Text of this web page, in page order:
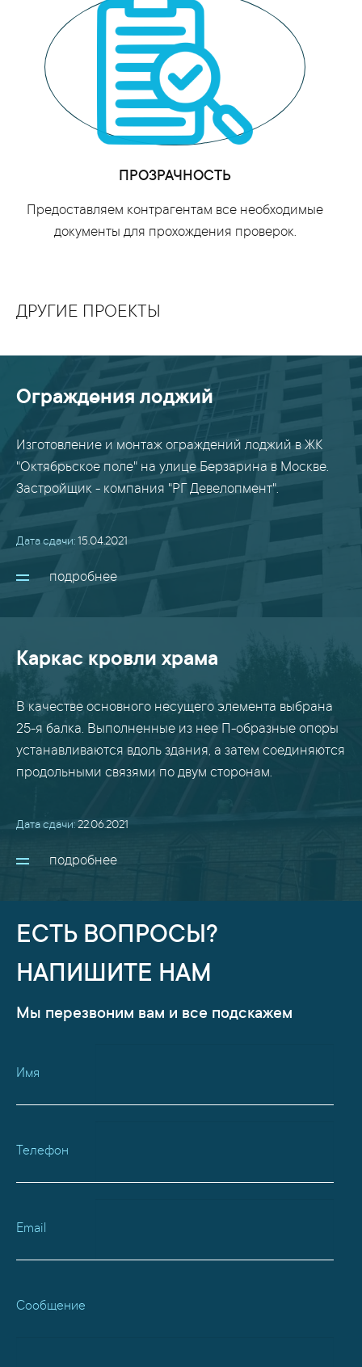
ПРОЗРАЧНОСТЬ
Предоставляем контрагентам все необходимые
документы для прохождения проверок.
ДРУГИЕ ПРОЕКТЫ
Ограждения лоджий
Изготовление и монтаж ограждений лоджий в ЖК
"Октябрьское поле" на улице Берзарина в Москве.
Застройщик - компания "РГ Девелопмент".
Дата сдачи:15.04.2021
подробнее
Каркас кровли храма
В качестве основного несущего элемента выбрана
25-я балка. Выполненные из нее П-образные опоры
устанавливаются вдоль здания, а затем соединяются
продольными связями по двум сторонам.
Дата сдачи:22.06.2021
подробнее
ЕСТЬ ВОПРОСЫ?
НАПИШИТЕ НАМ
Мы перезвоним вам и все подскажем
Имя
Телефон
Email
Сообщение